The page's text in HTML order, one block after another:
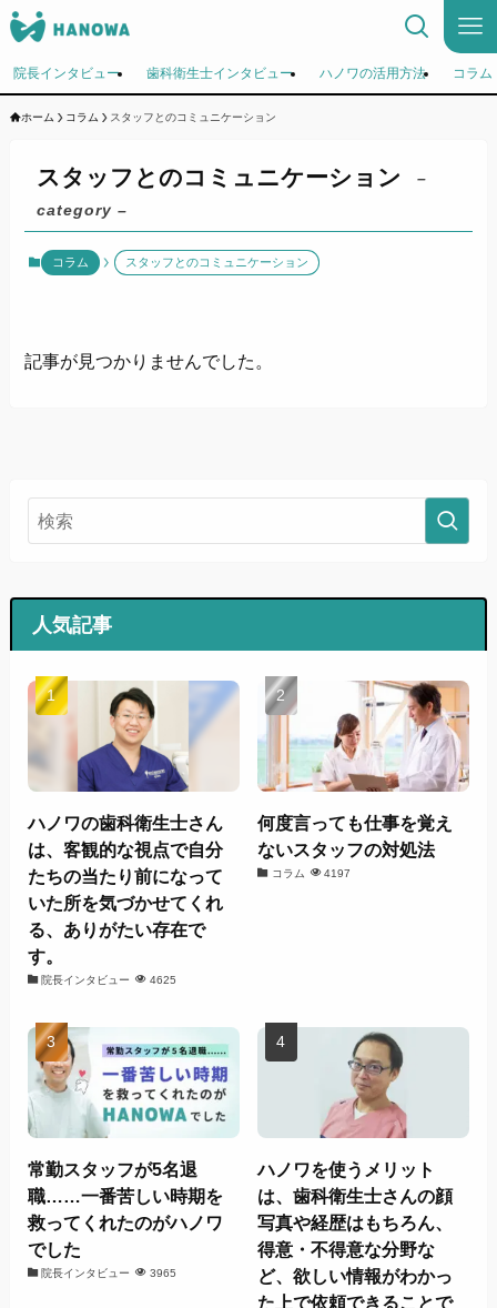
院長インタビュー 歯科衛生士インタビュー ハノワの活用方法 コラム
ホーム コラム スタッフとのコミュニケーション
スタッフとのコミュニケーション
–
category –
コラム スタッフとのコミュニケーション
記事が見つかりませんでした。
人気記事
ハノワの歯科衛生士さん
は、客観的な視点で自分
たちの当たり前になって
いた所を気づかせてくれ
る、ありがたい存在で
す。
院長インタビュー 4625
何度言っても仕事を覚え
ないスタッフの対処法
コラム 4197
常勤スタッフが5名退
職……一番苦しい時期を
救ってくれたのがハノワ
でした
院長インタビュー 3965
ハノワを使うメリット
は、歯科衛生士さんの顔
写真や経歴はもちろん、
得意・不得意な分野な
ど、欲しい情報がわかっ
た上で依頼できることで